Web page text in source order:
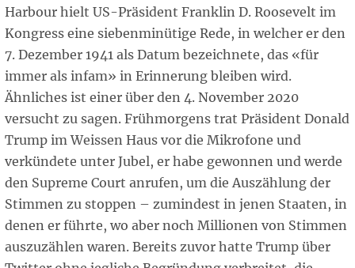
Harbour hielt US-Präsident Franklin D. Roosevelt im
Kongress eine siebenminütige Rede, in welcher er den
7. Dezember 1941 als Datum bezeichnete, das «für
immer als infam» in Erinnerung bleiben wird.
Ähnliches ist einer über den 4. November 2020
versucht zu sagen. Frühmorgens trat Präsident Donald
Trump im Weissen Haus vor die Mikrofone und
verkündete unter Jubel, er habe gewonnen und werde
den Supreme Court anrufen, um die Auszählung der
Stimmen zu stoppen – zumindest in jenen Staaten, in
denen er führte, wo aber noch Millionen von Stimmen
auszuzählen waren. Bereits zuvor hatte Trump über